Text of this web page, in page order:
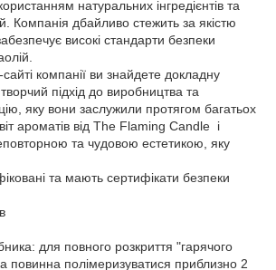
натуральних інгредієнтів та
Компанія дбайливо стежить за якістю
високі стандарти безпеки
компанії ви знайдете докладну
підхід до виробництва та
яку вони заслужили протягом багатьох
ароматів від The Flaming Candle і
та чудовою естетикою, яку
та мають сертифікати безпеки
для повного розкриття "гарячого
повинна полімеризуватися приблизно 2